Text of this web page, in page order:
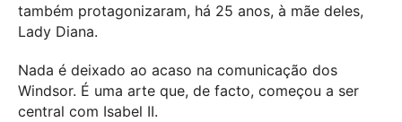
também protagonizaram, há 25 anos, à mãe deles,
Lady Diana.
Nada é deixado ao acaso na comunicação dos
Windsor. É uma arte que, de facto, começou a ser
central com Isabel II.